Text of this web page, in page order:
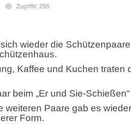
Zugriffe: 296
wieder die
Kaffee und Kuchen
beim „Er und Sie-
weiteren Paare gab es
Form.